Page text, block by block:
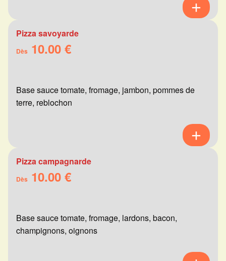
Pizza savoyarde
Dès 10.00 €
Base sauce tomate, fromage, jambon, pommes de
terre, reblochon
Pizza campagnarde
Dès 10.00 €
Base sauce tomate, fromage, lardons, bacon,
champignons, oignons